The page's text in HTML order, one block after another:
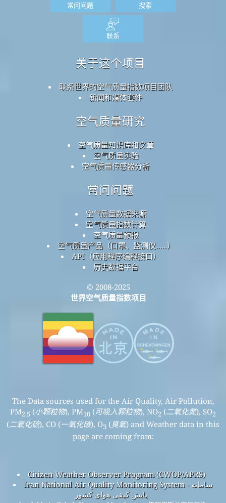
常问问题 搜索
联系
关于这个项目
联系世界的空气质量指数项目团队
新闻和媒体套件
空气质量研究
空气质量知识库和文章
空气质量实验
空气质量传感器分析
常问问题
空气质量数据来源
空气质量指数计算
空气质量预报
空气质量产品（口罩、监测仪……）
API（应用程序编程接口）
历史数据平台
© 2008-2025
世界空气质量指数项目
The Data sources used for the Air Quality, Air Pollution,
PM2.5 (小颗粒物), PM10 (可吸入颗粒物), NO2 (二氧化氮), SO2
(二氧化硫), CO (一氧化碳), O3 (臭氧) and Weather data in this
page are coming from:
Citizen Weather Observer Program (CWOP/APRS)
Iran National Air Quality Monitoring System - سامانه
پایش کیفی هوای کشور